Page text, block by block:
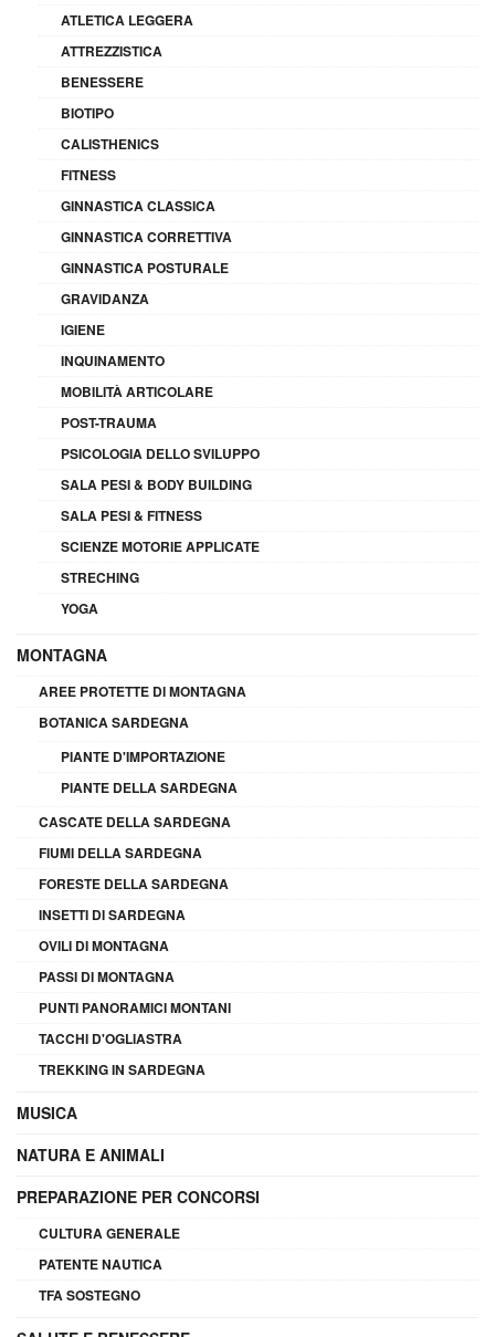
ATLETICA LEGGERA
ATTREZZISTICA
BENESSERE
BIOTIPO
CALISTHENICS
FITNESS
GINNASTICA CLASSICA
GINNASTICA CORRETTIVA
GINNASTICA POSTURALE
GRAVIDANZA
IGIENE
INQUINAMENTO
MOBILITÀ ARTICOLARE
POST-TRAUMA
PSICOLOGIA DELLO SVILUPPO
SALA PESI & BODY BUILDING
SALA PESI & FITNESS
SCIENZE MOTORIE APPLICATE
STRECHING
YOGA
MONTAGNA
AREE PROTETTE DI MONTAGNA
BOTANICA SARDEGNA
PIANTE D'IMPORTAZIONE
PIANTE DELLA SARDEGNA
CASCATE DELLA SARDEGNA
FIUMI DELLA SARDEGNA
FORESTE DELLA SARDEGNA
INSETTI DI SARDEGNA
OVILI DI MONTAGNA
PASSI DI MONTAGNA
PUNTI PANORAMICI MONTANI
TACCHI D'OGLIASTRA
TREKKING IN SARDEGNA
MUSICA
NATURA E ANIMALI
PREPARAZIONE PER CONCORSI
CULTURA GENERALE
PATENTE NAUTICA
TFA SOSTEGNO